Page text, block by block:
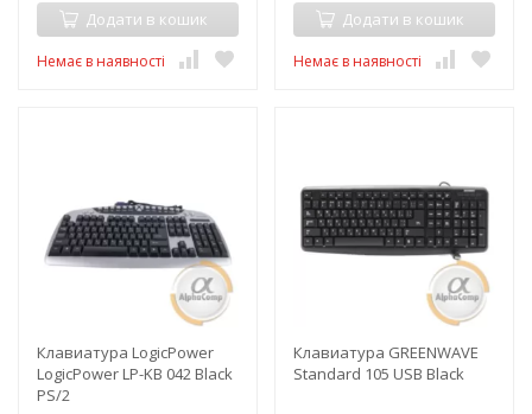
Додати в кошик
Немає в наявності
Додати в кошик
Немає в наявності
Клавиатура LogicPower
LogicPower LP-KB 042 Black
PS/2
Клавиатура GREENWAVE
Standard 105 USB Black